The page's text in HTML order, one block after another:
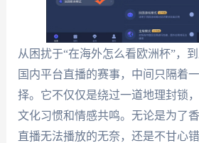
从困扰于“在海外怎么看欧洲杯”，
国内平台直播的赛事，中间只隔着
择。它不仅仅是绕过一道地理封锁
文化习惯和情感共鸣。无论是为了
直播无法播放的无奈，还是不甘心